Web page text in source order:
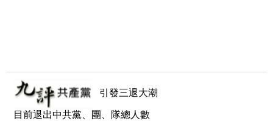
引發三退大潮
目前退出中共黨、團、隊總人數